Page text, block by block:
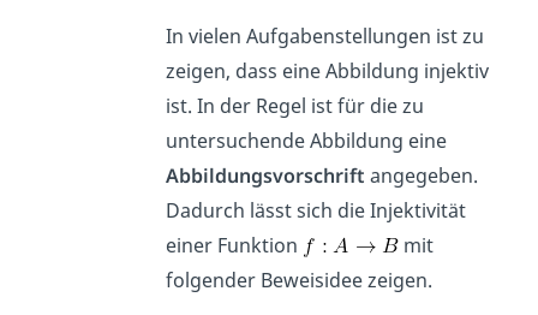
In vielen Aufgabenstellungen ist zu
zeigen, dass eine Abbildung injektiv
ist. In der Regel ist für die zu
untersuchende Abbildung eine
Abbildungsvorschrift angegeben.
Dadurch lässt sich die Injektivität
einer Funktion
mit
folgender Beweisidee zeigen.